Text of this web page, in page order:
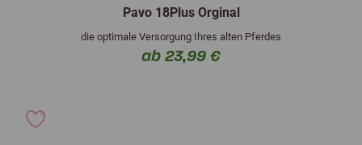
Pavo 18Plus Orginal
die optimale Versorgung Ihres alten Pferdes
ab 23,99 €